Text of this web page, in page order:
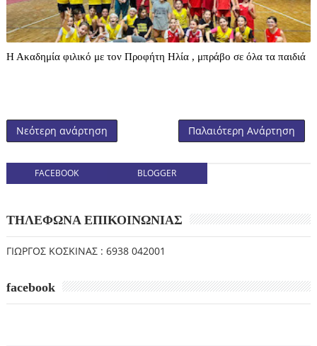
Η Ακαδημία φιλικό με τον Προφήτη Ηλία , μπράβο σε όλα τα παιδιά
Νεότερη ανάρτηση Παλαιότερη Ανάρτηση
FACEBOOK BLOGGER
ΤΗΛΕΦΩΝΑ ΕΠΙΚΟΙΝΩΝΙΑΣ
ΓΙΩΡΓΟΣ ΚΟΣΚΙΝΑΣ : 6938 042001
facebook